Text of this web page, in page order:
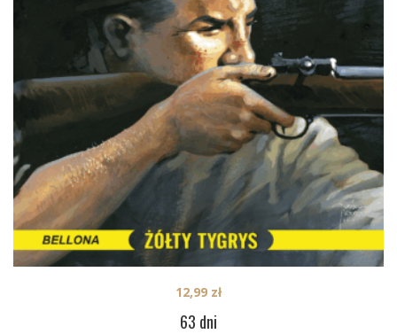
63 dni
12,99 zł